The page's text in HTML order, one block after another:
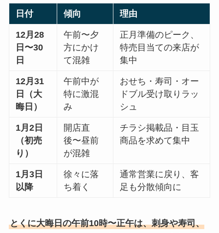
日付 傾向 理由
12月28
日〜30
日
午前〜夕
方にかけ
て混雑
正月準備のピーク、
特売目当ての来店が
集中
12月31
日（大
晦日）
午前中が
特に激混
み
おせち・寿司・オー
ドブル受け取りラッ
シュ
1月2日
（初売
り）
開店直
後〜昼前
が混雑
チラシ掲載品・目玉
商品を求めて集中
1月3日
以降
徐々に落
ち着く
通常営業に戻り、客
足も分散傾向に
とくに大晦日の午前10時〜正午は、刺身や寿司、